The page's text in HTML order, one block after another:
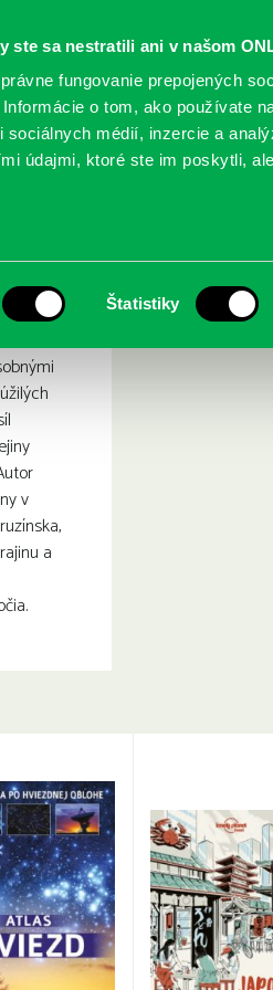
ste sa nestratili ani v našom
fungovanie prepojených
o tom, ako používate
médií, inzercie a
údajmi, ktoré ste im poskytli,
Štatistiky
PODUJATIA
: od
v
a